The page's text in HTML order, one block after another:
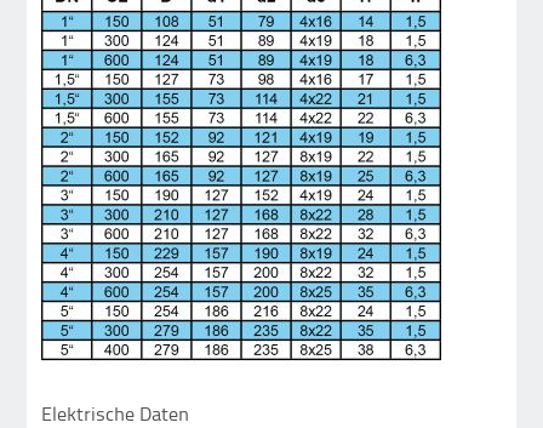
Elektrische Daten